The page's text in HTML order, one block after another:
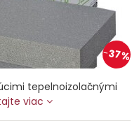
37%
tepelnoizolačnými
viac